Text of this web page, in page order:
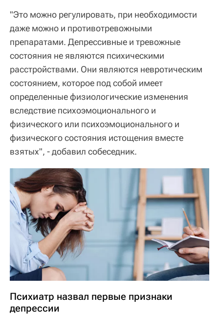
"Это можно регулировать, при необходимости
даже можно и противотревожными
препаратами. Депрессивные и тревожные
состояния не являются психическими
расстройствами. Они являются невротическим
состоянием, которое под собой имеет
определенные физиологические изменения
вследствие психоэмоционального и
физического или психоэмоционального и
физического состояния истощения вместе
взятых", - добавил собеседник.
Психиатр назвал первые признаки
депрессии